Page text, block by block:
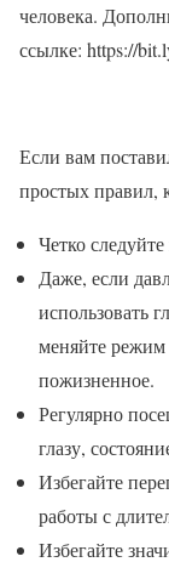
человека.
ссылке: https://
Если вам
простых правил,
Четко
Даже, если
использовать
меняйте режим
пожизненное.
Регулярно
глазу,
Избегайте
работы с
Избегайте